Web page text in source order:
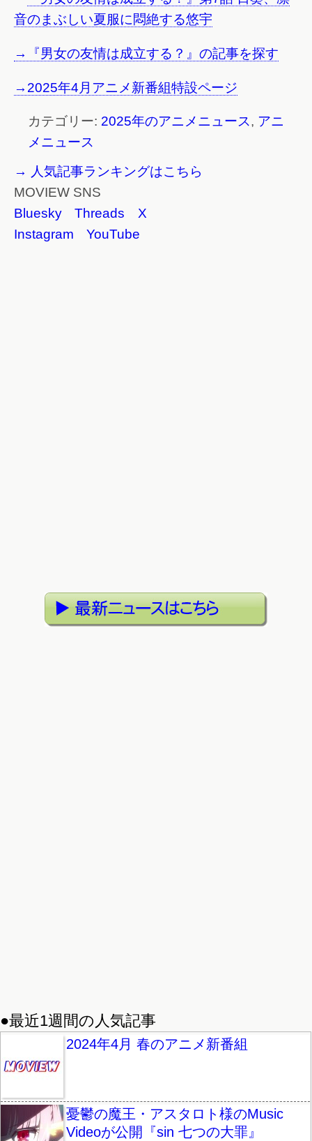
音のまぶしい夏服に悶絶する悠宇
→『男女の友情は成立する？』の記事を探す
→2025年4月アニメ新番組特設ページ
カテゴリー: 2025年のアニメニュース, アニ
メニュース
→ 人気記事ランキングはこちら
MOVIEW SNS
Bluesky
Threads
X
Instagram
YouTube
●最近1週間の人気記事
2024年4月 春のアニメ新番組
憂鬱の魔王・アスタロト様のMusic
Videoが公開『sin 七つの大罪』